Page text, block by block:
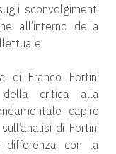
sconvolgimenti
all’interno della
di Franco Fortini
della critica alla
capire
di Fortini
differenza con la